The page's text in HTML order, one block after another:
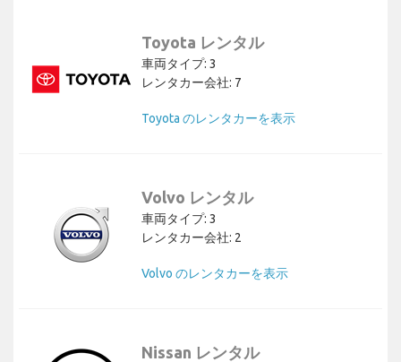
Toyota レンタル
車両タイプ: 3
レンタカー会社: 7
Toyota のレンタカーを表示
Volvo レンタル
車両タイプ: 3
レンタカー会社: 2
Volvo のレンタカーを表示
Nissan レンタル